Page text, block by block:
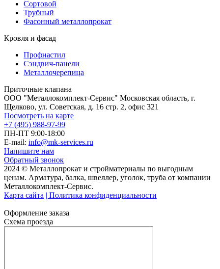
Сортовой
Трубный
Фасонный металлопрокат
Кровля и фасад
Профнастил
Сэндвич-панели
Металлочерепица
Приточные клапана
ООО "Металлокомплект-Сервис" Московская область, г.
Щелково, ул. Советская, д. 16 стр. 2, офис 321
Посмотреть на карте
+7 (495) 988-97-99
ПН-ПТ 9:00-18:00
E-mail: info@mk-services.ru
Напишите нам
Обратный звонок
2024 © Металлопрокат и стройматериалы по выгодным
ценам. Арматура, балка, швеллер, уголок, труба от компании
Металлокомплект-Сервис.
Карта сайта | Политика конфиденциальности
Оформление заказа
Схема проезда